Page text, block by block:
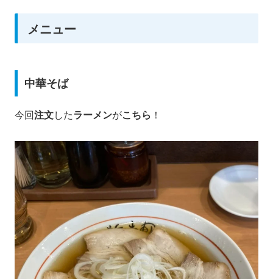
メニュー
中華そば
今回注文したラーメンがこちら ！